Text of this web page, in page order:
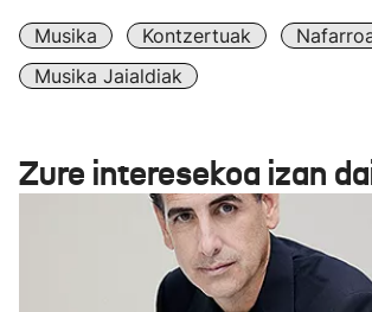
Musika Kontzertuak
Musika Jaialdiak
Zure interesekoa izan